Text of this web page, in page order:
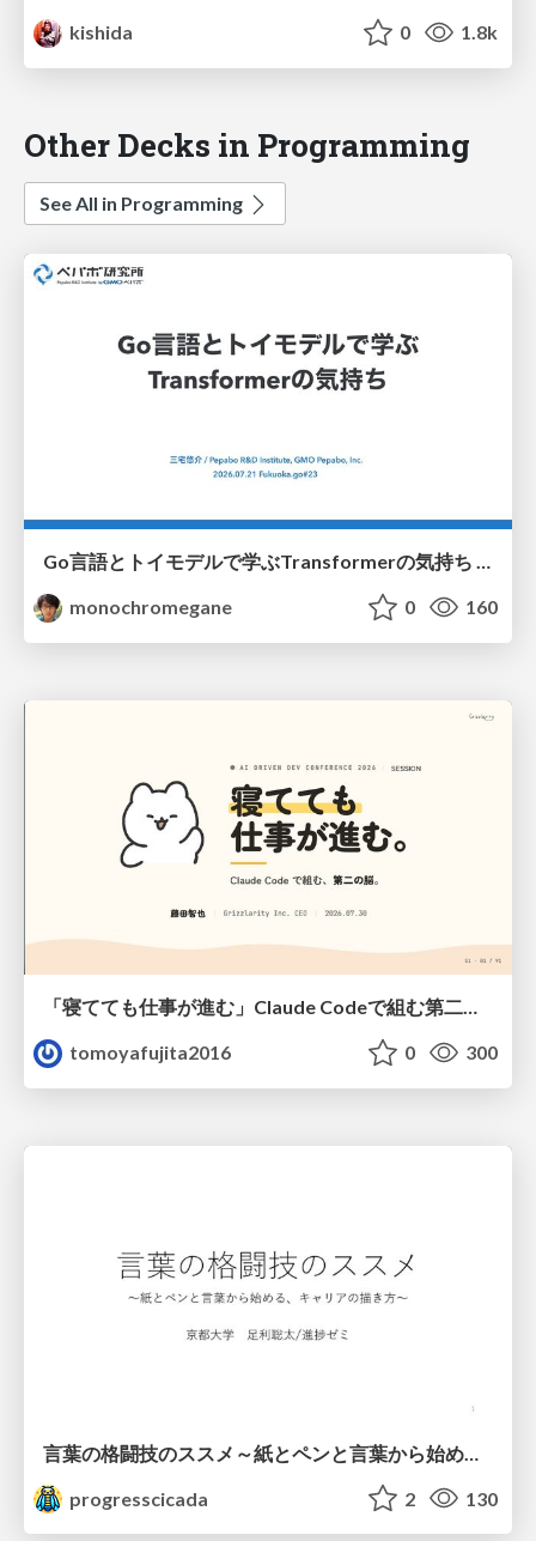
kishida
0 1.8k
Other Decks in Programming
See All in Programming
monochromegane
0 160
「寝てても仕事が進む」Claude Codeで組む第二の脳
tomoyafujita2016
0 300
progresscicada
2 130